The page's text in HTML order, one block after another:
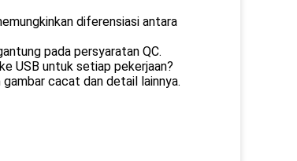
diferensiasi antara
pada persyaratan QC.
USB untuk setiap pekerjaan?
cacat dan detail lainnya.